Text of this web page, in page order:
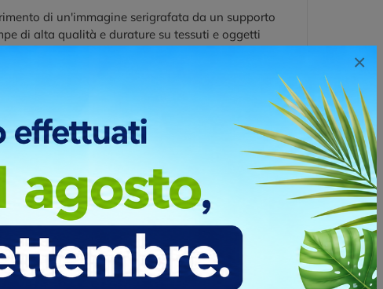
×
di un'immagine serigrafata da un supporto
di alta qualità e durature su tessuti e oggetti